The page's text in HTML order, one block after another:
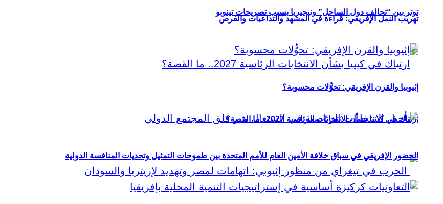
توتر بين “تحالف دول الساحل” ونيجيريا بسبب تصريحات تينوبو
ارتباك في كينيا بشأن الانتخابات الرئاسية 2027.. ما القصة؟
تهريب النمل الإفريقي: قراءة في المشهد والتداعيات والفرص
إثيوبيا والقرن الإفريقي: تحوُّلات محسوبة؟
الحضور الإفريقي في سباق خلافة الأمين العام للأمم المتحدة بين طموحات التمثيل وتحديات المنافسة الدولية